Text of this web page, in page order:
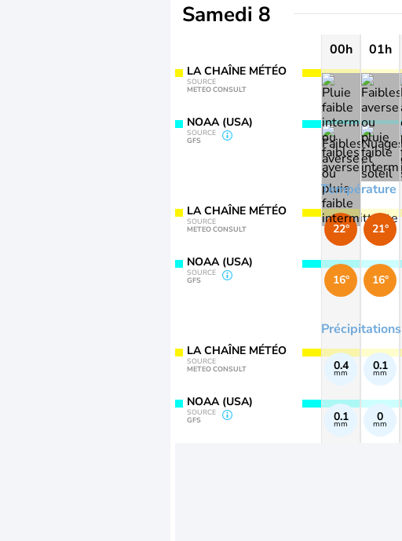
Samedi 8
LA CHAÎNE MÉTÉO
SOURCE
METEO CONSULT
NOAA (USA)
SOURCE
GFS
LA CHAÎNE MÉTÉO
SOURCE
METEO CONSULT
NOAA (USA)
SOURCE
GFS
LA CHAÎNE MÉTÉO
SOURCE
METEO CONSULT
NOAA (USA)
SOURCE
GFS
00h 01h
Température
Précipitations
22°
16°
0.4
mm
0.1
mm
21°
16°
0.1
mm
0
mm